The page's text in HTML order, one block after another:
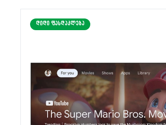
ᲓᲘᲓᲘ ᲤᲐᲡᲓᲐᲙᲚᲔᲑᲐ